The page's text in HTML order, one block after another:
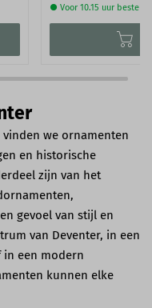
● Voor 10.15 uur
we ornamenten
en historische
zijn van het
gevoel van stijl en
van Deventer, in een
in een modern
kunnen elke